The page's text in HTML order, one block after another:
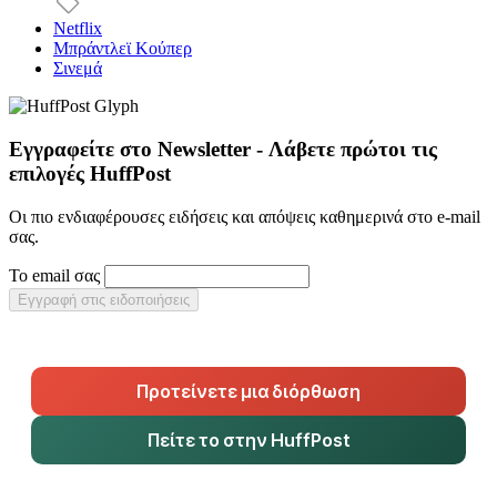
Netflix
Μπράντλεϊ Κούπερ
Σινεμά
Εγγραφείτε στο Newsletter - Λάβετε πρώτοι τις
επιλογές HuffPost
Οι πιο ενδιαφέρουσες ειδήσεις και απόψεις καθημερινά στο e-mail
σας.
Το email σας
Εγγραφή στις ειδοποιήσεις
Προτείνετε μια διόρθωση
Πείτε το στην HuffPost